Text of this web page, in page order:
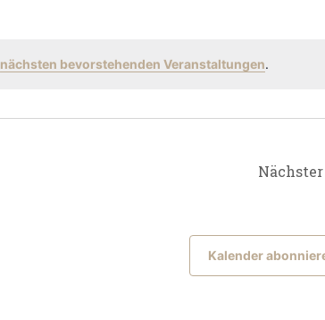
nächsten bevorstehenden Veranstaltungen.
Kalender